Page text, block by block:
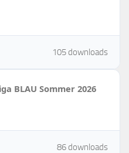
105 downloads
BLAU Sommer 2026
86 downloads